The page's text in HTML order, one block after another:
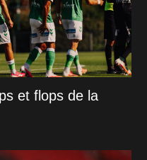
et flops de la